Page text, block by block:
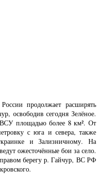
продолжает расширять
освободив сегодня Зелёное.
площадью более 8 км². От
с юга и севера, также
и Зализничному. На
ожесточённые бои за село.
берегу р. Гайчур, ВС РФ